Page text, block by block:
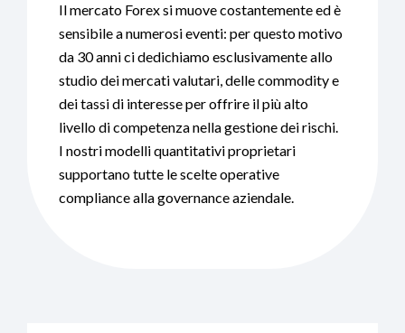
Il mercato Forex si muove costantemente ed è
sensibile a numerosi eventi: per questo motivo
da 30 anni ci dedichiamo esclusivamente allo
studio dei mercati valutari, delle commodity e
dei tassi di interesse per offrire il più alto
livello di competenza nella gestione dei rischi.
I nostri modelli quantitativi proprietari
supportano tutte le scelte operative
compliance alla governance aziendale.